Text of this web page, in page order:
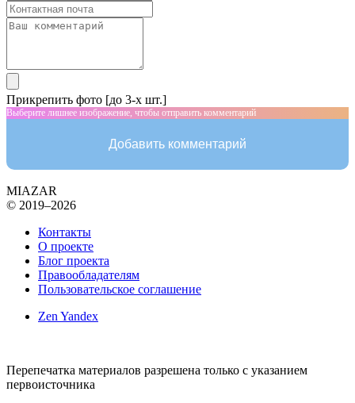
Прикрепить фото [до 3-х шт.]
Выберите лишнее изображение, чтобы отправить комментарий
Добавить комментарий
MIAZAR
© 2019–2026
Контакты
О проекте
Блог проекта
Правообладателям
Пользовательское соглашение
Zen Yandex
Перепечатка материалов разрешена только с указанием
первоисточника